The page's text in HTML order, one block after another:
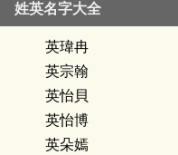
姓英名字大全
英瑋冉
英宗翰
英怡貝
英怡博
英朵嫣